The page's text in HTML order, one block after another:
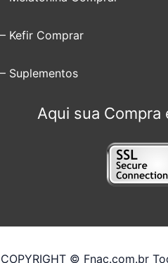
– Kefir Comprar
– Suplementos
Aqui sua Compra
COPYRIGHT © Fnac.com.br